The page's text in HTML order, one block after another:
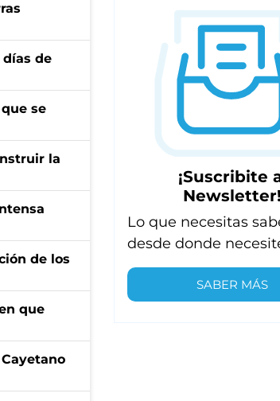
de
se
la
de los
que
¡Suscribite
Newsletter!
Lo que necesitas
desde donde
SABER MÁS